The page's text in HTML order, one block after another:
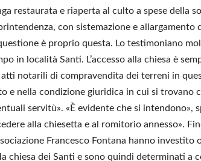
restaurata e riaperta al culto a spese della
con sistemazione e allargamento
è proprio questa. Lo testimoniano
in località Santi. L’accesso alla chiesa è
notarili di compravendita dei terreni in
e nella condizione giuridica in cui si trovano
servitù». «È evidente che si intendono»,
alla chiesetta e al romitorio annesso».
Francesco Fontana hanno
chiesa dei Santi e sono quindi determinati a